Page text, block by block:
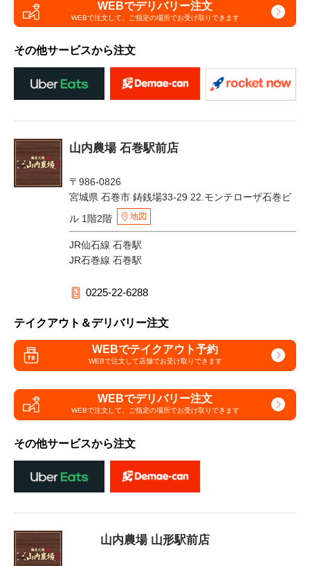
WEBでデリバリー注文
WEBで注文して、 ご指定の場所でお受け取りできます
その他サービスから注文
山内農場 石巻駅前店
〒986-0826
宮城県 石巻市 鋳銭場33-29 22.モンテローザ石巻ビ
ル 1階2階
地図
JR仙石線 石巻駅
JR石巻線 石巻駅
0225-22-6288
テイクアウト＆デリバリー注文
WEBでテイクアウト予約
WEBで注文して店舗でお受け取りできます
WEBでデリバリー注文
WEBで注文して、 ご指定の場所でお受け取りできます
その他サービスから注文
山内農場 山形駅前店